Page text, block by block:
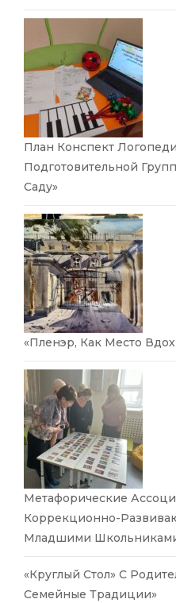
План Конспект
Подготовительной
Саду»
«Пленэр, Как Место
Метафорические
Коррекционно-
Младшими
«Круглый Стол» С
Семейные Традиции»